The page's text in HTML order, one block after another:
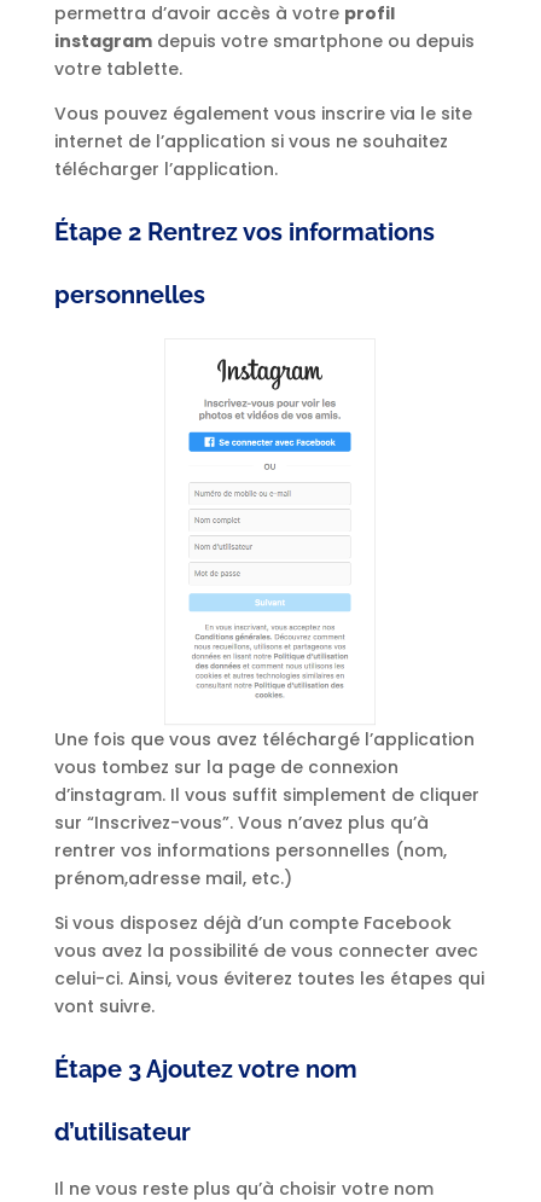
permettra d’avoir accès à votre profil
instagramdepuis votre smartphone ou depuis
votre tablette.
Vous pouvez également vous inscrire via le site
internet de l’application si vous ne souhaitez
télécharger l’application.
Étape 2 Rentrez vos informations
personnelles
Une fois que vous avez téléchargé l’application
vous tombez sur la page de connexion
d’instagram. Il vous suffit simplement de cliquer
sur “Inscrivez-vous”. Vous n’avez plus qu’à
rentrer vos informations personnelles (nom,
prénom,adresse mail, etc.)
Si vous disposez déjà d’un compte Facebook
vous avez la possibilité de vous connecter avec
celui-ci. Ainsi, vous éviterez toutes les étapes qui
vont suivre.
Étape 3 Ajoutez votre nom
d’utilisateur
Il ne vous reste plus qu’à choisir votre nom